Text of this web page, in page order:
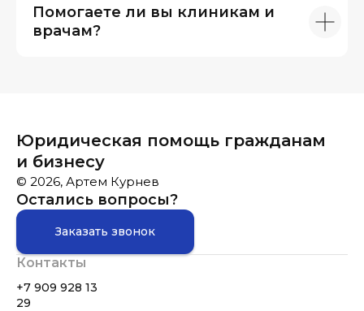
Помогаете ли вы клиникам и
врачам?
Юридическая помощь гражданам
и бизнесу
© 2026, Артем Курнев
Остались вопросы?
Заказать звонок
Контакты
+7 909 928 13
29